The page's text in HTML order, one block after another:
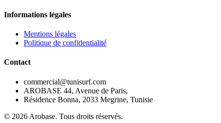
Informations légales
Mentions légales
Politique de confidentialité
Contact
commercial@tunisurf.com
AROBASE 44, Avenue de Paris,
Résidence Bonna, 2033 Megrine, Tunisie
© 2026 Arobase. Tous droits réservés.